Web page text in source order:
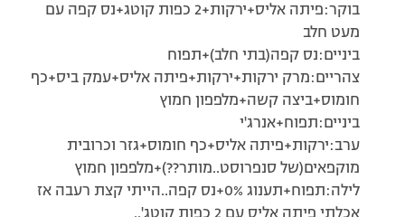
בוקר:פיתה אליס+ירקות+2 כפות קוטג+נס קפה עם
מעט חלב
ביניים:נס קפה(בתי חלב)+תפוח
צהריים:מרק ירקות+ירקות+פיתה אליס+עמק ביס+כף
חומוס+ביצה קשה+מלפפון חמוץ
ביניים:תפוח+אנרג'י
ערב:ירקות+פיתה אליס+כף חומוס+גזר וכרובית
מוקפאים(של סנפרוסט..מותר??)+מלפפון חמוץ
לילה:תפוח+תענוג 0%+נס קפה..הייתי קצת רעבה אז